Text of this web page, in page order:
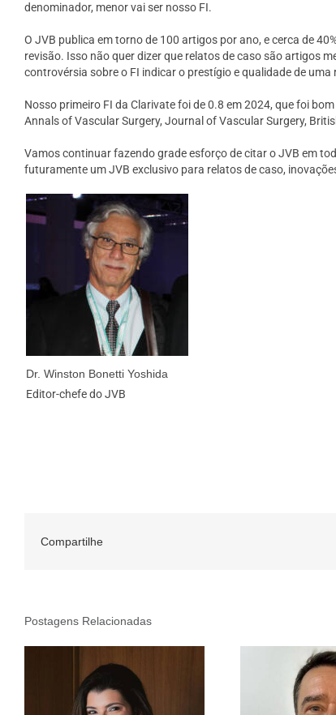
denominador, menor vai ser nosso FI.
O JVB publica em torno de 100 artigos por ano, e cerca de
revisão. Isso não quer dizer que relatos de caso são artigos
controvérsia sobre o FI indicar o prestígio e qualidade de
Nosso primeiro FI da Clarivate foi de 0.8 em 2024, que foi
Annals of Vascular Surgery, Journal of Vascular Surgery,
Vamos continuar fazendo grade esforço de citar o JVB em
futuramente um JVB exclusivo para relatos de caso,
Dr. Winston Bonetti Yoshida
Editor-chefe do JVB
Compartilhe
Postagens Relacionadas